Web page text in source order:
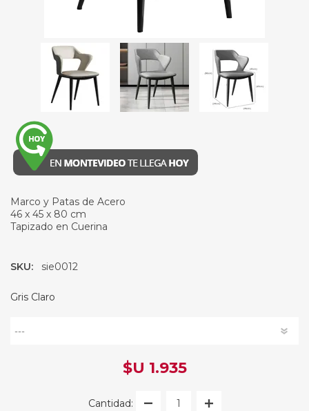
Marco y Patas de Acero
46 x 45 x 80 cm
Tapizado en Cuerina
SKU: sie0012
Gris Claro
$U 1.935
Cantidad: